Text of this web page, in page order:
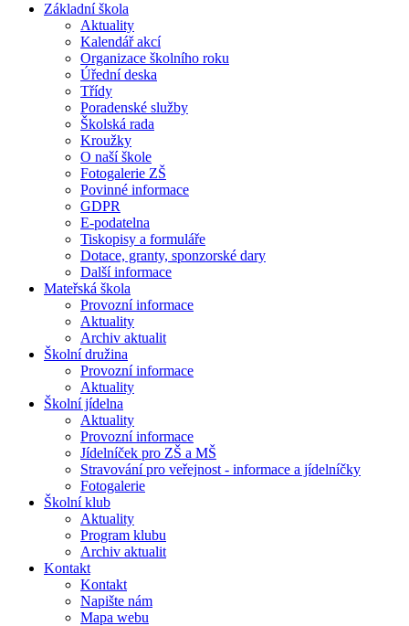
Základní škola
Aktuality
Kalendář akcí
Organizace školního roku
Úřední deska
Třídy
Poradenské služby
Školská rada
Kroužky
O naší škole
Fotogalerie ZŠ
Povinné informace
GDPR
E-podatelna
Tiskopisy a formuláře
Dotace, granty, sponzorské dary
Další informace
Mateřská škola
Provozní informace
Aktuality
Archiv aktualit
Školní družina
Provozní informace
Aktuality
Školní jídelna
Aktuality
Provozní informace
Jídelníček pro ZŠ a MŠ
Stravování pro veřejnost - informace a jídelníčky
Fotogalerie
Školní klub
Aktuality
Program klubu
Archiv aktualit
Kontakt
Kontakt
Napište nám
Mapa webu